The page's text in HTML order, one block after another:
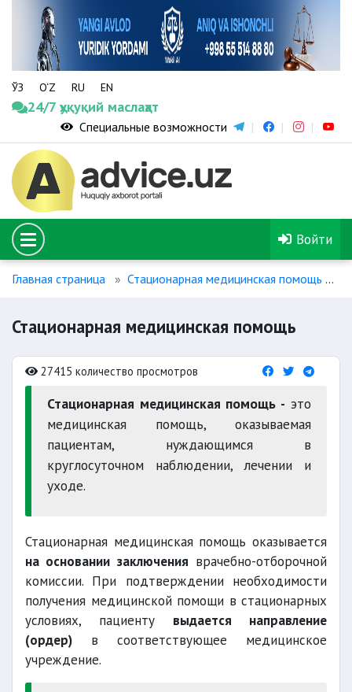
ЎЗ O‘Z RU EN
24/7 ҳуқуқий маслаҳат
Специальные возможности
Войти
Главная страница Стационарная медицинская помощь
Стационарная медицинская помощь
27415 количество просмотров
Стационарная медицинская помощь - это
медицинская помощь, оказываемая
пациентам, нуждающимся в
круглосуточном наблюдении, лечении и
уходе.
Стационарная медицинская помощь оказывается
на основании заключения врачебно-отборочной
комиссии. При подтверждении необходимости
получения медицинской помощи в стационарных
условиях, пациенту выдается направление
(ордер) в соответствующее медицинское
учреждение.